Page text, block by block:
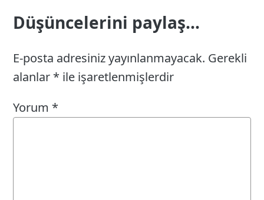
Düşüncelerini paylaş...
E-posta adresiniz yayınlanmayacak. Gerekli
alanlar * ile işaretlenmişlerdir
Yorum *